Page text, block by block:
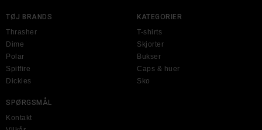
TØJ BRANDS
Thrasher
Dime
Polar
Spitfire
Dickies
KATEGORIER
T-shirts
Skjorter
Bukser
Caps & huer
Sko
SPØRGSMÅL
Kontakt